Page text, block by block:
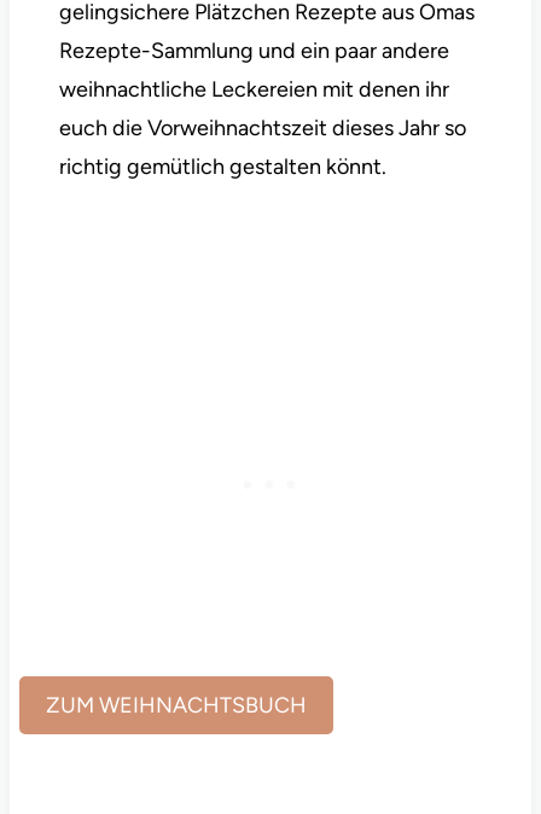
gelingsichere Plätzchen Rezepte aus Omas
Rezepte-Sammlung und ein paar andere
weihnachtliche Leckereien mit denen ihr
euch die Vorweihnachtszeit dieses Jahr so
richtig gemütlich gestalten könnt.
ZUM WEIHNACHTSBUCH